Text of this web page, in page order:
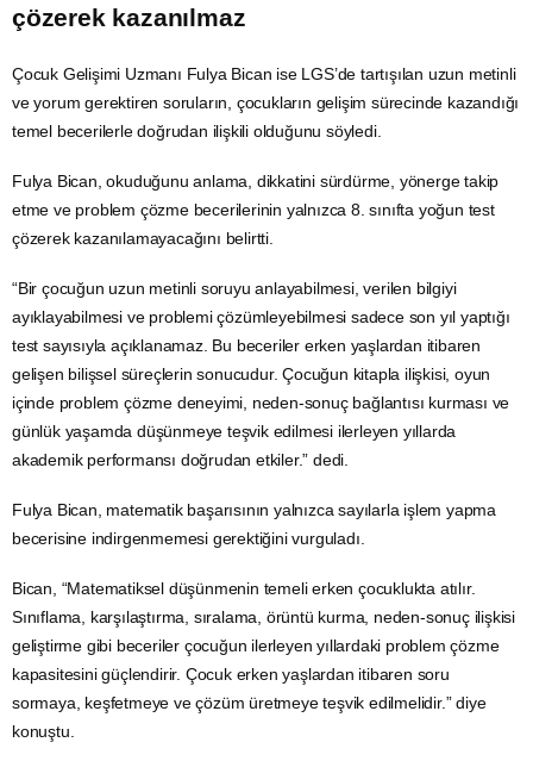
çözerek kazanılmaz
Çocuk Gelişimi Uzmanı Fulya Bican ise LGS’de tartışılan uzun metinli
ve yorum gerektiren soruların, çocukların gelişim sürecinde kazandığı
temel becerilerle doğrudan ilişkili olduğunu söyledi.
Fulya Bican, okuduğunu anlama, dikkatini sürdürme, yönerge takip
etme ve problem çözme becerilerinin yalnızca 8. sınıfta yoğun test
çözerek kazanılamayacağını belirtti.
“Bir çocuğun uzun metinli soruyu anlayabilmesi, verilen bilgiyi
ayıklayabilmesi ve problemi çözümleyebilmesi sadece son yıl yaptığı
test sayısıyla açıklanamaz. Bu beceriler erken yaşlardan itibaren
gelişen bilişsel süreçlerin sonucudur. Çocuğun kitapla ilişkisi, oyun
içinde problem çözme deneyimi, neden-sonuç bağlantısı kurması ve
günlük yaşamda düşünmeye teşvik edilmesi ilerleyen yıllarda
akademik performansı doğrudan etkiler.” dedi.
Fulya Bican, matematik başarısının yalnızca sayılarla işlem yapma
becerisine indirgenmemesi gerektiğini vurguladı.
Bican, “Matematiksel düşünmenin temeli erken çocuklukta atılır.
Sınıflama, karşılaştırma, sıralama, örüntü kurma, neden-sonuç ilişkisi
geliştirme gibi beceriler çocuğun ilerleyen yıllardaki problem çözme
kapasitesini güçlendirir. Çocuk erken yaşlardan itibaren soru
sormaya, keşfetmeye ve çözüm üretmeye teşvik edilmelidir.” diye
konuştu.